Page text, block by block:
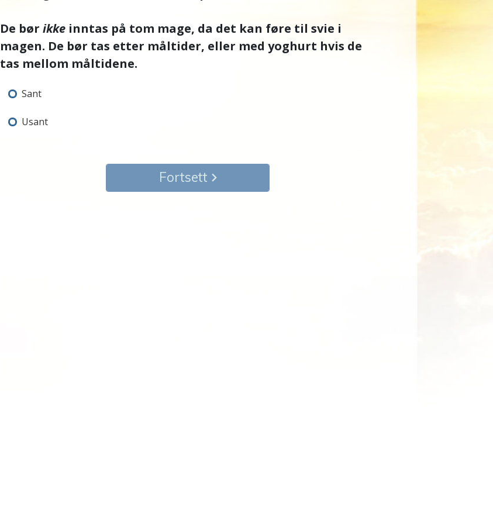
De bør ikke inntas på tom mage, da det kan føre til svie i
magen. De bør tas etter måltider, eller med yoghurt hvis de
tas mellom måltidene.
Sant
Usant
Fortsett